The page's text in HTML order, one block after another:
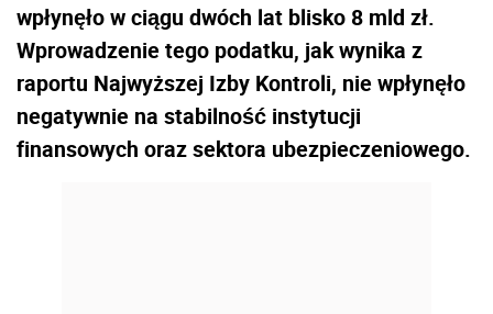
wpłynęło w ciągu dwóch lat blisko 8 mld zł.
Wprowadzenie tego podatku, jak wynika z
raportu Najwyższej Izby Kontroli, nie wpłynęło
negatywnie na stabilność instytucji
finansowych oraz sektora ubezpieczeniowego.